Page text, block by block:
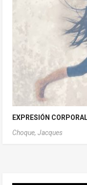
EXPRESIÓN
Choque, Jacques